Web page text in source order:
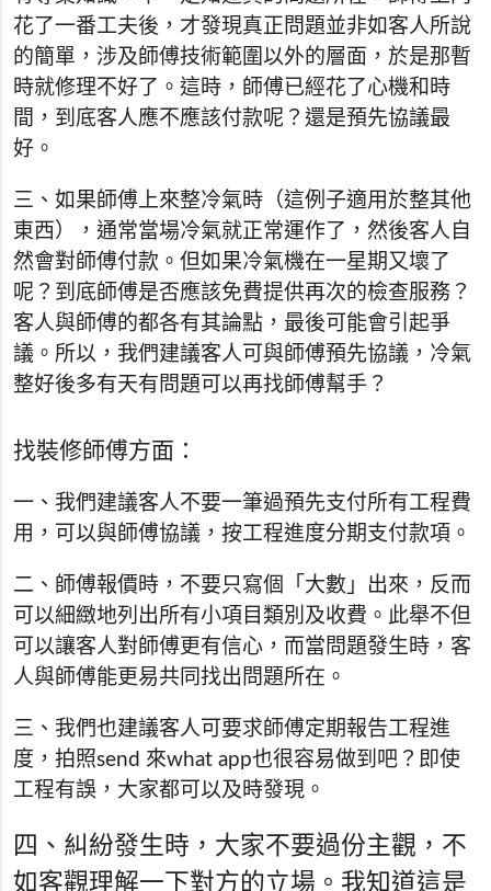
花了一番工夫後，才發現真正問題並非如客人所說
的簡單，涉及師傅技術範圍以外的層面，於是那暫
時就修理不好了。這時，師傅已經花了心機和時
間，到底客人應不應該付款呢？還是預先協議最
好。
三、如果師傅上來整冷氣時（這例子適用於整其他
東西），通常當場冷氣就正常運作了，然後客人自
然會對師傅付款。但如果冷氣機在一星期又壞了
呢？到底師傅是否應該免費提供再次的檢查服務？
客人與師傅的都各有其論點，最後可能會引起爭
議。所以，我們建議客人可與師傅預先協議，冷氣
整好後多有天有問題可以再找師傅幫手？
找裝修師傅方面：
一、我們建議客人不要一筆過預先支付所有工程費
用，可以與師傅協議，按工程進度分期支付款項。
二、師傅報價時，不要只寫個「大數」出來，反而
可以細緻地列出所有小項目類別及收費。此舉不但
可以讓客人對師傅更有信心，而當問題發生時，客
人與師傅能更易共同找出問題所在。
三、我們也建議客人可要求師傅定期報告工程進
度，拍照send 來what app也很容易做到吧？即使
工程有誤，大家都可以及時發現。
四、糾紛發生時，大家不要過份主觀，不
如客觀理解一下對方的立場。我知道這是